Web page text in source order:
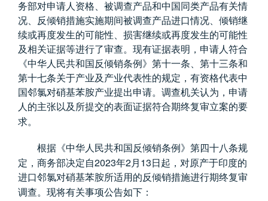
务部对申请人资格、被调查产品和中国同类产品有关情
况、反倾销措施实施期间被调查产品进口情况、倾销继
续或再度发生的可能性、损害继续或再度发生的可能性
及相关证据等进行了审查。现有证据表明，申请人符合
《中华人民共和国反倾销条例》第十一条、第十三条和
第十七条关于产业及产业代表性的规定，有资格代表中
国邻氯对硝基苯胺产业提出申请。调查机关认为，申请
人的主张以及所提交的表面证据符合期终复审立案的要
求。
根据《中华人民共和国反倾销条例》第四十八条规
定，商务部决定自2023年2月 13 日起，对原产于印度的
进口邻氯对硝基苯胺所适用的反倾销措施进行期终复审
调查。现将有关事项公告如下：